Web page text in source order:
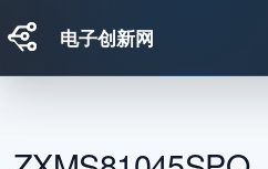
电子创新网